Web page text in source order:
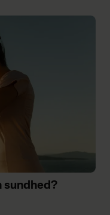
sundhed?